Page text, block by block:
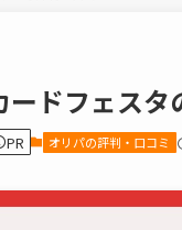
ードフェス
PR オリパの評判・口コミ